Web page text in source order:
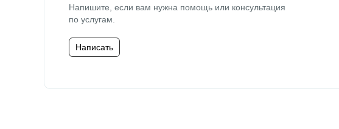
Напишите, если вам нужна помощь или консультация
по услугам.
Написать